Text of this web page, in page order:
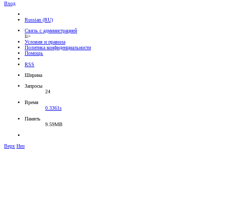
Вход
Russian (RU)
Связь с администрацией
li>
Условия и правила
Политика конфиденциальности
Помощь
RSS
Ширина
Запросы
24
Время
0.3361s
Память
9.59MB
Верх Низ